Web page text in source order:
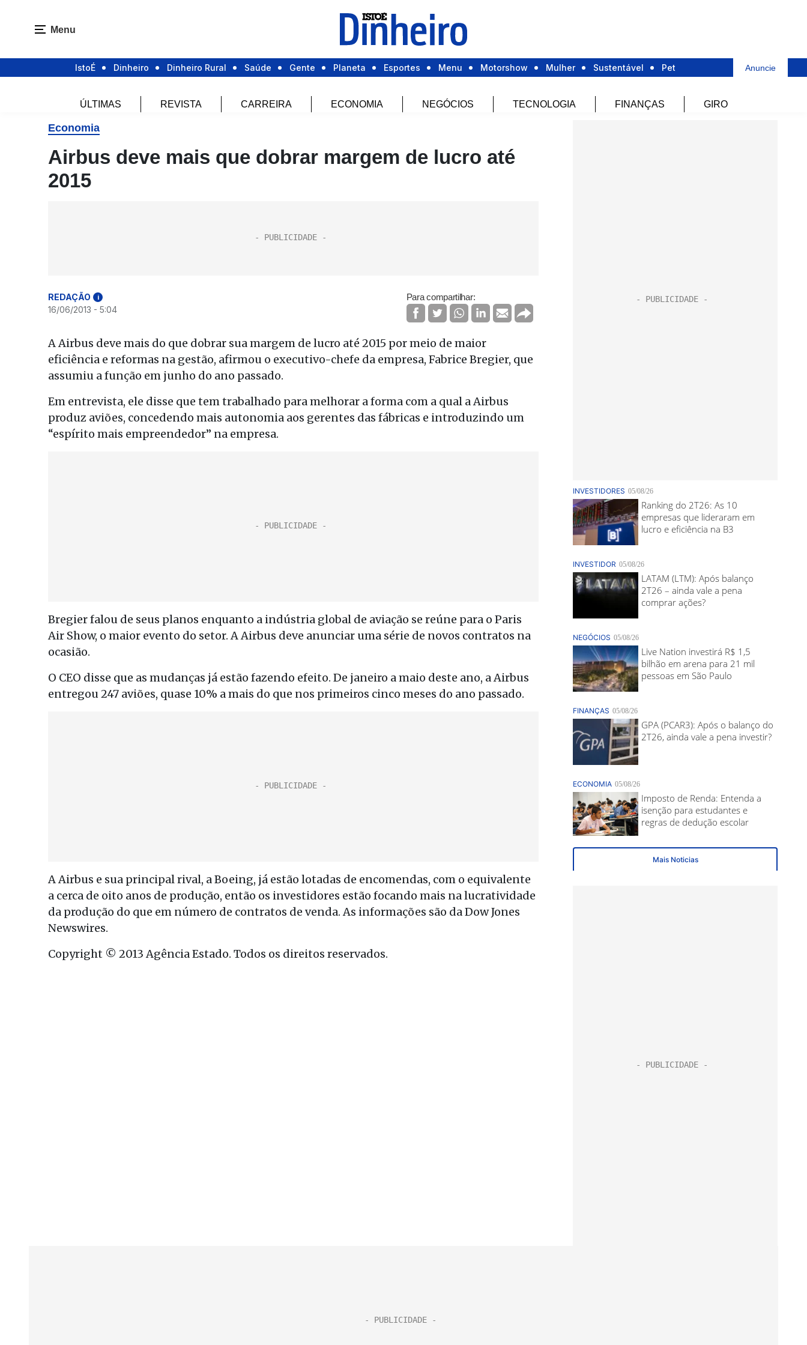
Menu
IstoÉ Dinheiro Dinheiro Rural Saúde Gente Planeta Esportes Menu Motorshow Mulher Sustentável Pet Anuncie
ÚLTIMAS REVISTA CARREIRA ECONOMIA NEGÓCIOS TECNOLOGIA FINANÇAS GIRO
Economia
Airbus deve mais que dobrar margem de lucro até
2015
REDAÇÃO i
16/06/2013 - 5:04
Para compartilhar:
A Airbus deve mais do que dobrar sua margem de lucro até 2015 por meio de maior
eficiência e reformas na gestão, afirmou o executivo-chefe da empresa, Fabrice Bregier, que
assumiu a função em junho do ano passado.
Em entrevista, ele disse que tem trabalhado para melhorar a forma com a qual a Airbus
produz aviões, concedendo mais autonomia aos gerentes das fábricas e introduzindo um
“espírito mais empreendedor” na empresa.
Bregier falou de seus planos enquanto a indústria global de aviação se reúne para o Paris
Air Show, o maior evento do setor. A Airbus deve anunciar uma série de novos contratos na
ocasião.
O CEO disse que as mudanças já estão fazendo efeito. De janeiro a maio deste ano, a Airbus
entregou 247 aviões, quase 10% a mais do que nos primeiros cinco meses do ano passado.
A Airbus e sua principal rival, a Boeing, já estão lotadas de encomendas, com o equivalente
a cerca de oito anos de produção, então os investidores estão focando mais na lucratividade
da produção do que em número de contratos de venda. As informações são da Dow Jones
Newswires.
Copyright © 2013 Agência Estado. Todos os direitos reservados.